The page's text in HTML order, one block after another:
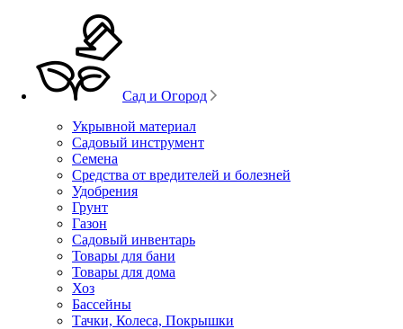
Сад и Огород
Укрывной материал
Садовый инструмент
Семена
Средства от вредителей и болезней
Удобрения
Грунт
Газон
Садовый инвентарь
Товары для бани
Товары для дома
Хоз
Бассейны
Тачки, Колеса, Покрышки